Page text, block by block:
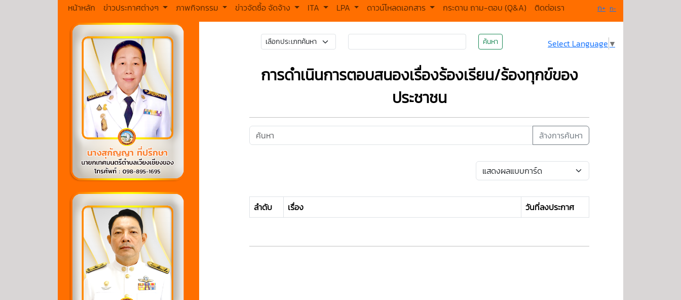
หน้าหลัก ข่าวประกาศต่างๆ ภาพกิจกรรม ข่าวจัดซื้อ จัดจ้าง ITA LPA ดาวน์โหลดเอกสาร กระดาน ถาม-ตอบ (Q&A) ติดต่อเรา ก+ ก-
ค้นหา Select Language ▼
การดำเนินการตอบสนองเรื่องร้องเรียน/ร้องทุกข์ของ
ประชาชน
ล้างการค้นหา
ลำดับ เรื่อง วันที่ลงประกาศ